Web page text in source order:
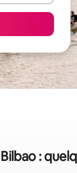
Bilbao :